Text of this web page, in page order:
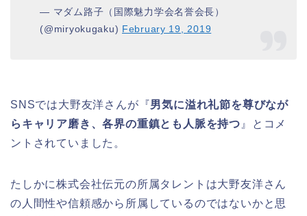
— マダム路子（国際魅力学会名誉会長）
(@miryokugaku) February 19, 2019
SNSでは大野友洋さんが『男気に溢れ礼節を尊びなが
らキャリア磨き、各界の重鎮とも人脈を持つ 』とコメ
ントされていました。
たしかに株式会社伝元の所属タレントは大野友洋さん
の人間性や信頼感から所属しているのではないかと思